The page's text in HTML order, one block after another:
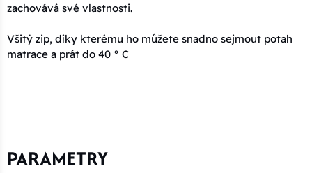
zachovává své vlastnosti.
Všitý zip, díky kterému ho můžete snadno sejmout potah
matrace a prát do 40 ° C
PARAMETRY